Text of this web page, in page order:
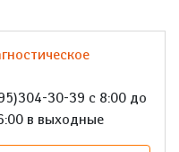
30-39 с 8:00 до
в выходные